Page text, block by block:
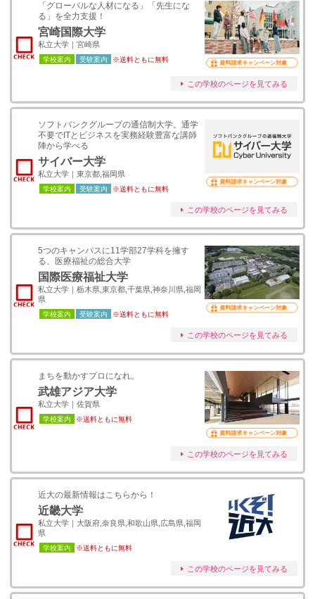
「グローバルな人材になる」「先生にな
る」を全力支援！
宮崎国際大学
私立大学｜宮崎県
学校案内 受験案内 ※送料ともに無料 資料請求キャンペーン対象
この学校のページを見てみる
ソフトバンクグループの通信制大学。通学
不要でITとビジネスを実務経験豊富な講師
陣から学べる
サイバー大学
私立大学｜東京都,福岡県
学校案内 受験案内 ※送料ともに無料
資料請求キャンペーン対象
この学校のページを見てみる
5つのキャンパスに11学部27学科を擁す
る、医療福祉の総合大学
国際医療福祉大学
私立大学｜栃木県,東京都,千葉県,神奈川県,福岡
県
学校案内 受験案内 ※送料ともに無料
資料請求キャンペーン対象
この学校のページを見てみる
まちを動かすプロになれ。
武雄アジア大学
私立大学｜佐賀県
学校案内 ※送料ともに無料
資料請求キャンペーン対象
この学校のページを見てみる
近大の最新情報はこちらから！
近畿大学
私立大学｜大阪府,奈良県,和歌山県,広島県,福岡
県
学校案内 ※送料ともに無料
この学校のページを見てみる